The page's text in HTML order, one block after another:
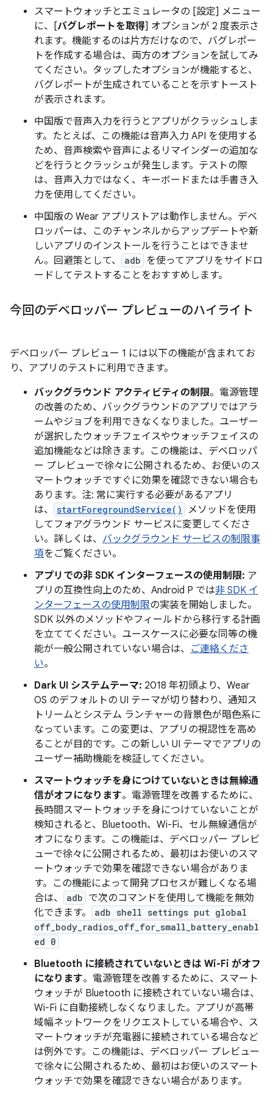
スマートウォッチとエミュレータの [設定] メニュー
に、[バグレポートを取得] オプションが 2 度表示さ
れます。機能するのは片方だけなので、バグレポー
トを作成する場合は、両方のオプションを試してみ
てください。タップしたオプションが機能すると、
バグレポートが生成されていることを示すトースト
が表示されます。
中国版で音声入力を行うとアプリがクラッシュしま
す。たとえば、この機能は音声入力 API を使用する
ため、音声検索や音声によるリマインダーの追加な
どを行うとクラッシュが発生します。テストの際
は、音声入力ではなく、キーボードまたは手書き入
力を使用してください。
中国版の Wear アプリストアは動作しません。デベ
ロッパーは、このチャンネルからアップデートや新
しいアプリのインストールを行うことはできませ
ん。回避策として、
adb を使ってアプリをサイドロ
ードしてテストすることをおすすめします。
今回のデベロッパー プレビューのハイライト
デベロッパー プレビュー 1 には以下の機能が含まれてお
り、アプリのテストに利用できます。
バックグラウンド アクティビティの制限。電源管理
の改善のため、バックグラウンドのアプリではアラ
ームやジョブを利用できなくなりました。ユーザー
が選択したウォッチフェイスやウォッチフェイスの
追加機能などは除きます。この機能は、デベロッパ
ー プレビューで徐々に公開されるため、お使いのス
マートウォッチですぐに効果を確認できない場合も
あります。注: 常に実行する必要があるアプリ
は、
startForegroundService()
メソッドを使用
してフォアグラウンド サービスに変更してくださ
い。詳しくは、 バックグラウンド サービスの制限事
項をご覧ください。
アプリでの非 SDK インターフェースの使用制限: ア
プリの互換性向上のため、Android P では非 SDK イ
ンターフェースの使用制限の実装を開始しました。
SDK 以外のメソッドやフィールドから移行する計画
を立ててください。ユースケースに必要な同等の機
能が一般公開されていない場合は、 ご連絡くださ
い。
Dark UI システムテーマ: 2018 年初頭より、Wear
OS のデフォルトの UI テーマが切り替わり、通知ス
トリームとシステム ランチャーの背景色が暗色系に
なっています。この変更は、アプリの視認性を高め
ることが目的です。この新しい UI テーマでアプリの
ユーザー補助機能を検証してください。
スマートウォッチを身につけていないときは無線通
信がオフになります。電源管理を改善するために、
長時間スマートウォッチを身につけていないことが
検知されると、Bluetooth、Wi-Fi、セル無線通信が
オフになります。この機能は、デベロッパー プレビ
ューで徐々に公開されるため、最初はお使いのスマ
ートウォッチで効果を確認できない場合がありま
す。この機能によって開発プロセスが難しくなる場
合は、
adb で次のコマンドを使用して機能を無効
化できます。
adb shell settings put global
off_body_radios_off_for_small_battery_enabl
ed 0
Bluetooth に接続されていないときは Wi-Fi がオフ
になります。電源管理を改善するために、スマート
ウォッチが Bluetooth に接続されていない場合は、
Wi-Fi に自動接続しなくなりました。アプリが高帯
域幅ネットワークをリクエストしている場合や、ス
マートウォッチが充電器に接続されている場合など
は例外です。この機能は、デベロッパー プレビュー
で徐々に公開されるため、最初はお使いのスマート
ウォッチで効果を確認できない場合があります。